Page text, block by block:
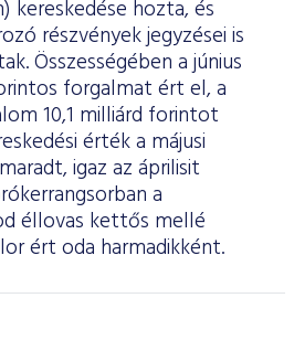
kereskedése hozta, és
részvények jegyzései is
Összességében a június
forgalmat ért el, a
10,1 milliárd forintot
érték a májusi
igaz az áprilisit
a
éllovas kettős mellé
ért oda harmadikként.